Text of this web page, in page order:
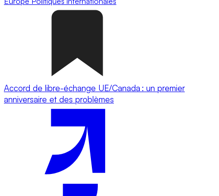
Accord de libre-échange UE/Canada : un premier
anniversaire et des problèmes